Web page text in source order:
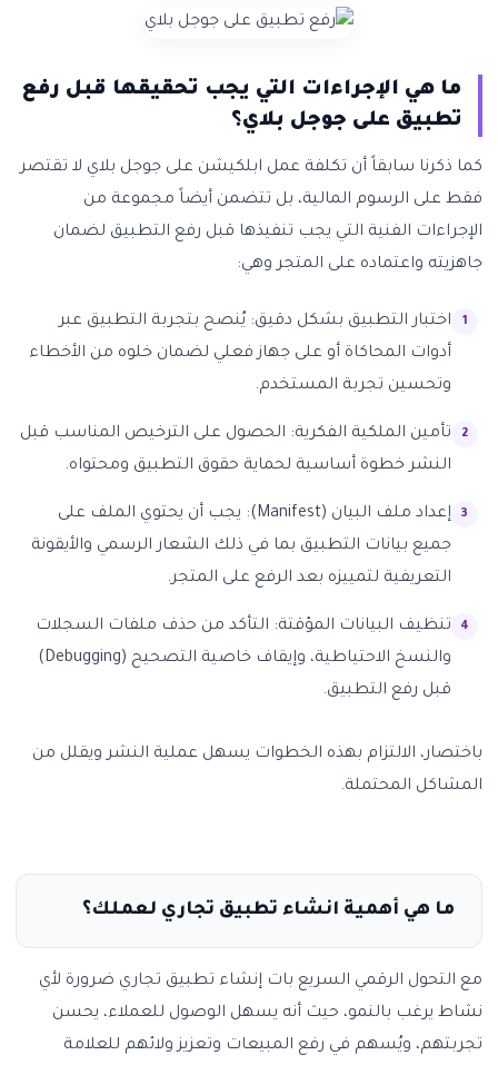
ما هي الإجراءات التي يجب تحقيقها قبل رفع
تطبيق على جوجل بلاي؟
كما ذكرنا سابقاً أن تكلفة عمل ابلكيشن على جوجل بلاي لا تقتصر
فقط على الرسوم المالية، بل تتضمن أيضاً مجموعة من
الإجراءات الفنية التي يجب تنفيذها قبل رفع التطبيق لضمان
جاهزيته واعتماده على المتجر وهي:
اختبار التطبيق بشكل دقيق: يُنصح بتجربة التطبيق عبر
أدوات المحاكاة أو على جهاز فعلي لضمان خلوه من الأخطاء
وتحسين تجربة المستخدم.
تأمين الملكية الفكرية: الحصول على الترخيص المناسب قبل
النشر خطوة أساسية لحماية حقوق التطبيق ومحتواه.
إعداد ملف البيان (Manifest): يجب أن يحتوي الملف على
جميع بيانات التطبيق بما في ذلك الشعار الرسمي والأيقونة
التعريفية لتمييزه بعد الرفع على المتجر.
تنظيف البيانات المؤقتة: التأكد من حذف ملفات السجلات
والنسخ الاحتياطية، وإيقاف خاصية التصحيح (Debugging)
قبل رفع التطبيق.
باختصار، الالتزام بهذه الخطوات يسهل عملية النشر ويقلل من
المشاكل المحتملة.
ما هي أهمية انشاء تطبيق تجاري لعملك؟
مع التحول الرقمي السريع بات إنشاء تطبيق تجاري ضرورة لأي
نشاط يرغب بالنمو، حيث أنه يسهل الوصول للعملاء، يحسن
تجربتهم، ويُسهم في رفع المبيعات وتعزيز ولائهم للعلامة